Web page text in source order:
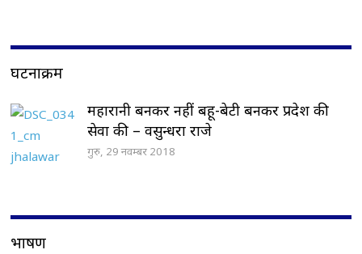
घटनाक्रम
महारानी बनकर नहीं बहू-बेटी बनकर प्रदेश की
सेवा की – वसुन्धरा राजे
गुरु, 29 नवम्बर 2018
भाषण